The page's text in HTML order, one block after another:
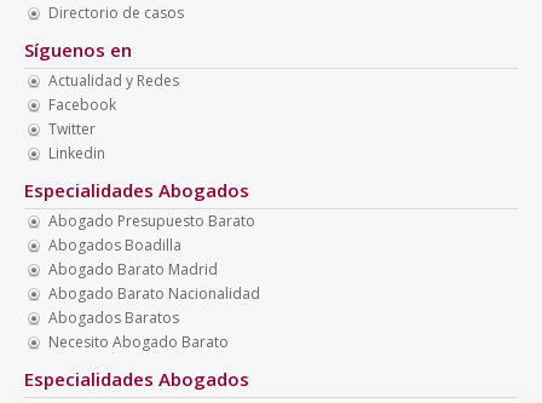
Directorio de casos
Síguenos en
Actualidad y Redes
Facebook
Twitter
Linkedin
Especialidades Abogados
Abogado Presupuesto Barato
Abogados Boadilla
Abogado Barato Madrid
Abogado Barato Nacionalidad
Abogados Baratos
Necesito Abogado Barato
Especialidades Abogados